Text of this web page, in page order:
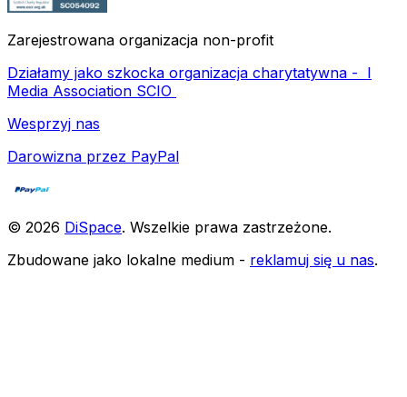
Zarejestrowana organizacja non-profit
Działamy jako szkocka organizacja charytatywna - I
Media Association SCIO
Wesprzyj nas
Darowizna przez PayPal
© 2026 DiSpace. Wszelkie prawa zastrzeżone.
Zbudowane jako lokalne medium - reklamuj się u nas.